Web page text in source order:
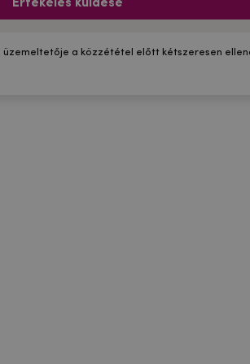
Értékelés küldése
üzemeltetője a közzététel előtt kétszeresen